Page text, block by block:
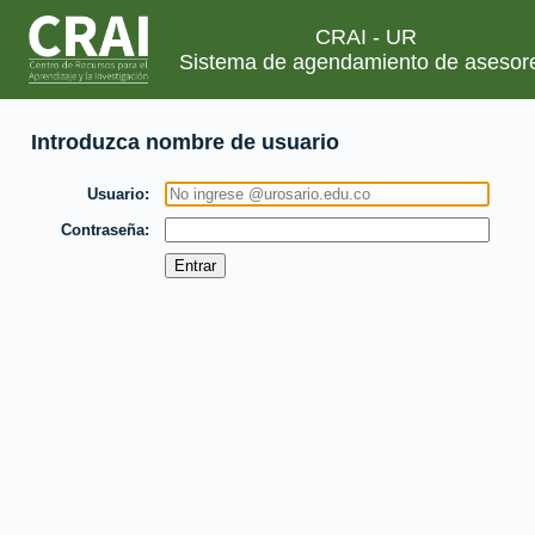
CRAI - UR
Sistema de agendamiento de
Introduzca nombre de usuario
Usuario
Contraseña